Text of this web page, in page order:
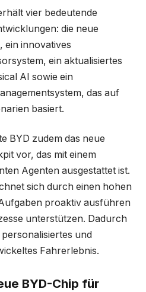
vier bedeutende
die neue
innovatives
ein aktualisiertes
AI sowie ein
das auf
basiert.
BYD zudem das neue
vor, das mit einem
Agenten ausgestattet ist.
sich durch einen hohen
proaktiv ausführen
unterstützen. Dadurch
und
Fahrerlebnis.
BYD-Chip für